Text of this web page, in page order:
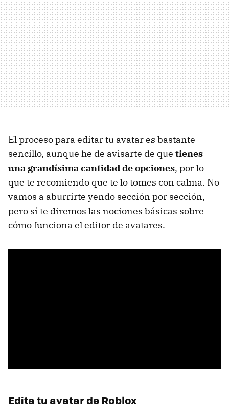
El proceso para editar tu avatar es bastante
sencillo, aunque he de avisarte de que tienes
una grandísima cantidad de opciones, por lo
que te recomiendo que te lo tomes con calma. No
vamos a aburrirte yendo sección por sección,
pero sí te diremos las nociones básicas sobre
cómo funciona el editor de avatares.
Edita tu avatar de Roblox